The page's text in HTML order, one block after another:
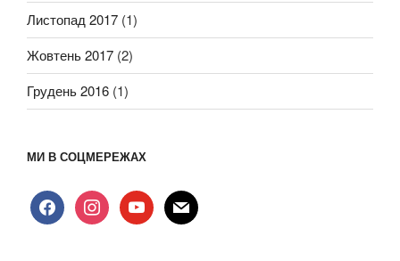
Листопад 2017 (1)
Жовтень 2017 (2)
Грудень 2016 (1)
МИ В СОЦМЕРЕЖАХ
facebookinstagramyoutubemail